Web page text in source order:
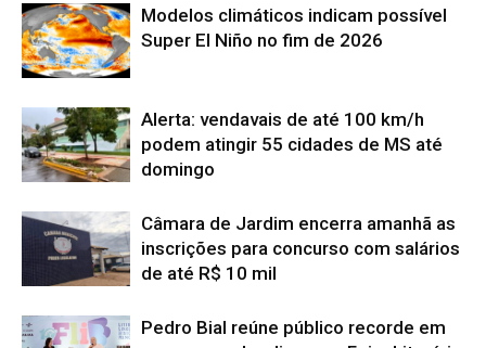
Modelos climáticos indicam possível
Super El Niño no fim de 2026
Alerta: vendavais de até 100 km/h
podem atingir 55 cidades de MS até
domingo
Câmara de Jardim encerra amanhã as
inscrições para concurso com salários
de até R$ 10 mil
Pedro Bial reúne público recorde em